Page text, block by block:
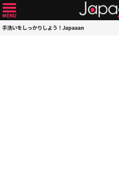
手洗いをしっかりしよう！Japaaan